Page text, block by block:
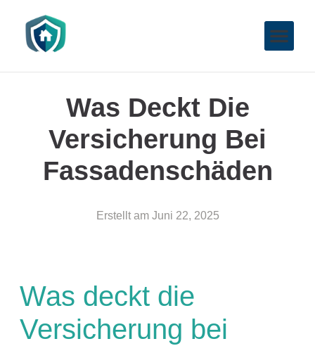
Was Deckt Die
Versicherung Bei
Fassadenschäden
Erstellt am Juni 22, 2025
Was deckt die
Versicherung bei